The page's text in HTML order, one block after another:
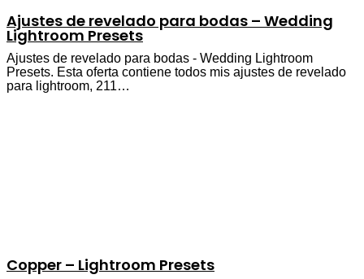
Ajustes de revelado para bodas – Wedding
Lightroom Presets
Ajustes de revelado para bodas - Wedding Lightroom
Presets. Esta oferta contiene todos mis ajustes de revelado
para lightroom, 211…
Copper – Lightroom Presets